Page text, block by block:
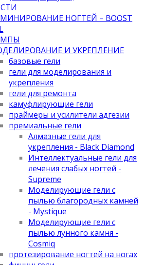
НОГТЕЙ – BOOST
И УКРЕПЛЕНИЕ
базовые гели
гели для моделирования и
укрепления
гели для ремонта
камуфлирующие гели
праймеры и усилители адгезии
премиальные гели
Алмазные гели для
укрепления - Black Diamond
Интеллектуальные гели для
лечения слабых ногтей -
Supreme
Моделирующие гели с
пылью благородных камней
- Mystique
Моделирующие гели с
пылью лунного камня -
Cosmiq
протезирование ногтей на ногах